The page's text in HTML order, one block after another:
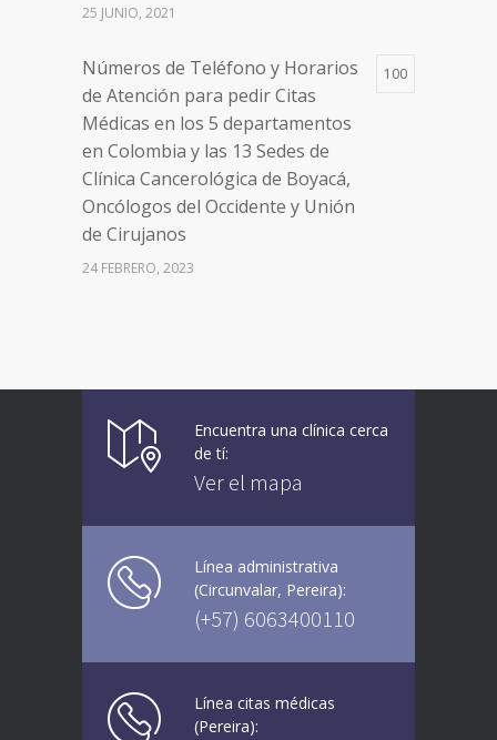
de Cirujanos
25 JUNIO, 2021
Números de Teléfono y Horarios
de Atención para pedir Citas
Médicas en los 5 departamentos
en Colombia y las 13 Sedes de
Clínica Cancerológica de Boyacá,
Oncólogos del Occidente y Unión
de Cirujanos
100
24 FEBRERO, 2023
3 JUNIO, 2021
Vacúnate en Pereira (del 23 al 27
de agosto 2021) mayores de 20
21 AGOSTO, 2021
Encuentra una clínica cerca
de tí:
Ver el mapa
Línea administrativa
(Circunvalar, Pereira):
(+57) 6063400110
Línea citas médicas
(Pereira):